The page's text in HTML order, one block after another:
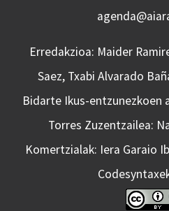
Erredakzioa: Maider
Saez, Txabi Alvarado
Bidarte Ikus-entzunezkoen
Torres Zuzentzailea:
Komertzialak: Iera Garaio